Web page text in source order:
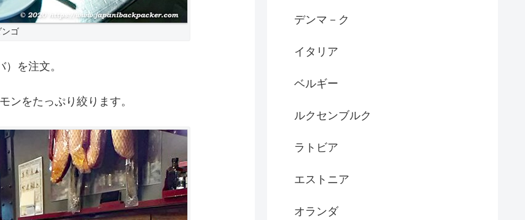
ンゴ
を注文。
ンをたっぷり絞ります。
デンマ－ク
イタリア
ベルギー
ルクセンブルク
ラトビア
エストニア
オランダ